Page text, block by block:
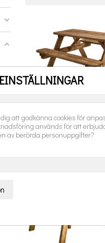
kr
Resmo Picnicset
Pris
1 890,00 kr
att godkänna cookies för
används för att
av berörda personuppgifter?